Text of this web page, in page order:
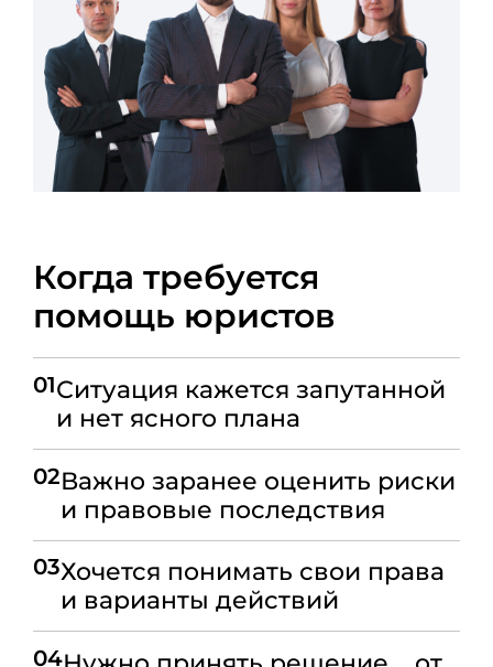
Когда требуется
помощь юристов
01Ситуация кажется запутанной
и нет ясного плана
02Важно заранее оценить риски
и правовые последствия
03Хочется понимать свои права
и варианты действий
04